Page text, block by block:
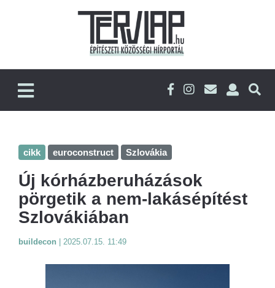
cikk euroconstruct Szlovákia
Új kórházberuházások
pörgetik a nem-lakásépítést
Szlovákiában
buildecon 2025.07.15. 11:49